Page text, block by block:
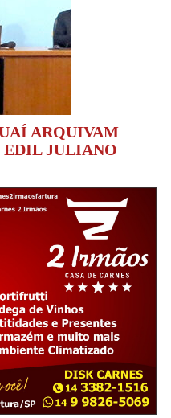
ARQUIVAM
EDIL JULIANO